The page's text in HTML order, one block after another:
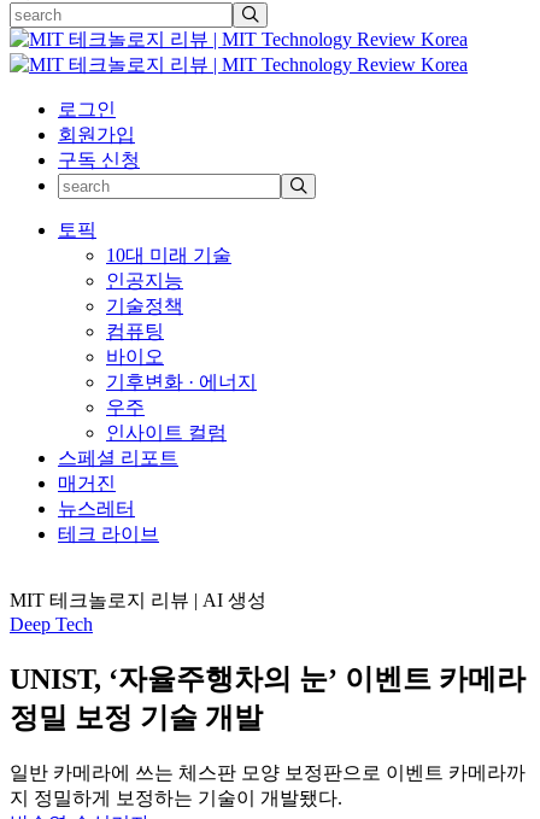
로그인
회원가입
구독 신청
토픽
10대 미래 기술
인공지능
기술정책
컴퓨팅
바이오
기후변화 · 에너지
우주
인사이트 컬럼
스페셜 리포트
매거진
뉴스레터
테크 라이브
MIT 테크놀로지 리뷰 | AI 생성
Deep Tech
UNIST, ‘자율주행차의 눈’ 이벤트 카메라
정밀 보정 기술 개발
일반 카메라에 쓰는 체스판 모양 보정판으로 이벤트 카메라까
지 정밀하게 보정하는 기술이 개발됐다.